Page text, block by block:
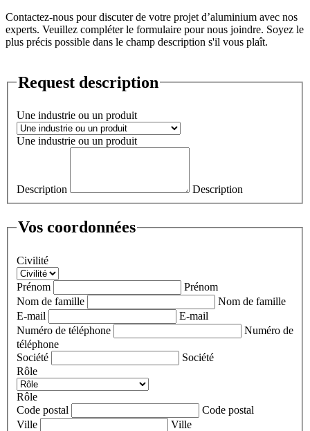
Contactez-nous pour discuter de votre projet d’aluminium avec nos
experts. Veuillez compléter le formulaire pour nous joindre. Soyez le
plus précis possible dans le champ description s'il vous plaît.
Request description
Une industrie ou un produit
Une industrie ou un produit
Description Description
Vos coordonnées
Civilité
Prénom
Prénom
Nom de famille
Nom de famille
E-mail
E-mail
Numéro de téléphone
Numéro de
téléphone
Société
Société
Rôle
Rôle
Code postal
Code postal
Ville
Ville